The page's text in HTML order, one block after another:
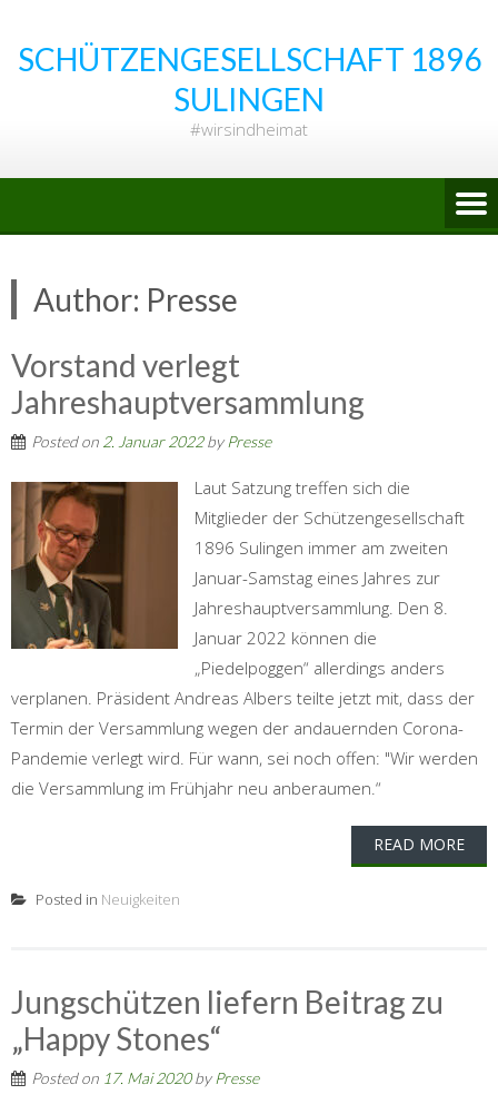
content
SCHÜTZENGESELLSCHAFT 1896
SULINGEN
#wirsindheimat
Author: Presse
Vorstand verlegt
Jahreshauptversammlung
Posted on 2. Januar 2022by Presse
Laut Satzung treffen sich die
Mitglieder der Schützengesellschaft
1896 Sulingen immer am zweiten
Januar-Samstag eines Jahres zur
Jahreshauptversammlung. Den 8.
Januar 2022 können die
„Piedelpoggen“ allerdings anders
verplanen. Präsident Andreas Albers teilte jetzt mit, dass der
Termin der Versammlung wegen der andauernden Corona-
Pandemie verlegt wird. Für wann, sei noch offen: "Wir werden
die Versammlung im Frühjahr neu anberaumen.“
READ MORE
Posted in Neuigkeiten
Jungschützen liefern Beitrag zu
„Happy Stones“
Posted on 17. Mai 2020by Presse